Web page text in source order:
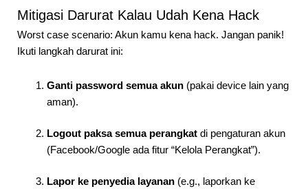
Mitigasi Darurat Kalau Udah Kena Hack
Worst case scenario: Akun kamu kena hack. Jangan panik!
Ikuti langkah darurat ini:
Ganti password semua akun (pakai device lain yang
aman).
Logout paksa semua perangkat di pengaturan akun
(Facebook/Google ada fitur “Kelola Perangkat”).
Lapor ke penyedia layanan (e.g., laporkan ke